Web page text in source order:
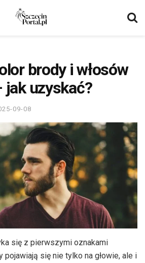
brody i włosów
jak uzyskać?
09-08
się z pierwszymi oznakami
pojawiają się nie tylko na głowie, ale i